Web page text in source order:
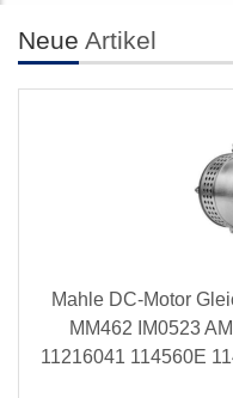
Neue Artikel
Mahle DC-Motor
MM462 IM0523
11216041 114560E